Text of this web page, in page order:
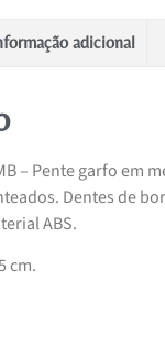
adicional
– Pente garfo
Dentes de
ABS.
cm.